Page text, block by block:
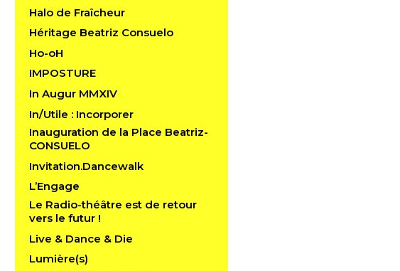
Halo de Fraîcheur
Héritage Beatriz Consuelo
Ho-oH
IMPOSTURE
In Augur MMXIV
In/Utile : Incorporer
Inauguration de la Place Beatriz-
CONSUELO
Invitation.Dancewalk
L’Engage
Le Radio-théâtre est de retour
vers le futur !
Live & Dance & Die
Lumière(s)